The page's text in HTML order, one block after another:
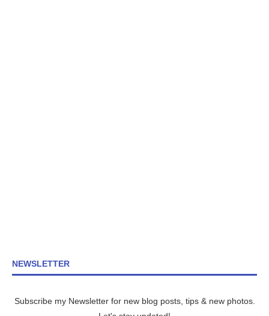
NEWSLETTER
Subscribe my Newsletter for new blog posts, tips & new photos.